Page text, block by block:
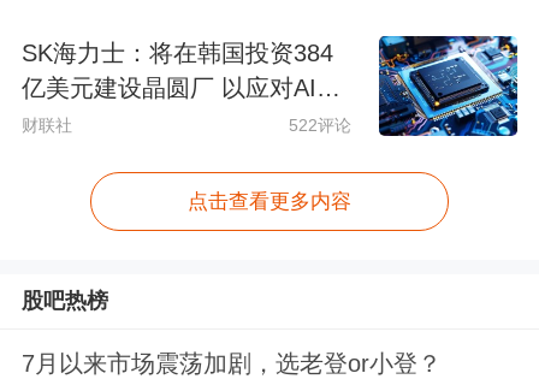
SK海力士：将在韩国投资384
亿美元建设晶圆厂 以应对AI时
代持续增长的存储芯片需求
财联社 522评论
点击查看更多内容
股吧热榜
7月以来市场震荡加剧，选老登or小登？